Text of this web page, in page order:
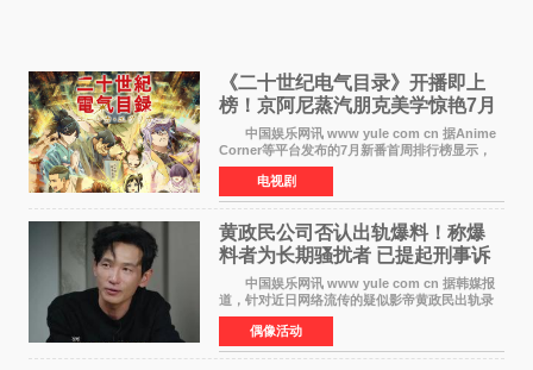
《二十世纪电气目录》开播即上
榜！京阿尼蒸汽朋克美学惊艳7月
新番季
中国娱乐网讯 www yule com cn 据Anime
Corner等平台发布的7月新番首周排行榜显示，
由京都动画制作的《二十世纪电气目录》在多个
榜单中表现亮眼，位列AniLab全球TOP10第十
名。该剧改编自结
电视剧
黄政民公司否认出轨爆料！称爆
料者为长期骚扰者 已提起刑事诉
中国娱乐网讯 www yule com cn 据韩媒报
道，针对近日网络流传的疑似影帝黄政民出轨录
音及短信爆料，黄政民所属经纪公司于今日正式
发表声明，明确否认相关传闻。 公司表示，
爆料者是一名长
偶像活动